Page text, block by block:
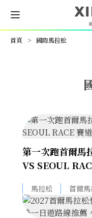
首頁 > 國際馬拉松
第一次跑首爾馬
VS SEOUL
馬拉松 首爾